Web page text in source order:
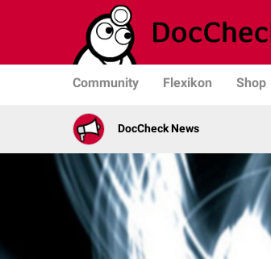
Community Flexikon Shop
DocCheck News